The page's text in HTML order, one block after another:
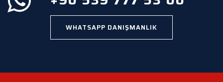
WHATSAPP DANIŞMANLIK